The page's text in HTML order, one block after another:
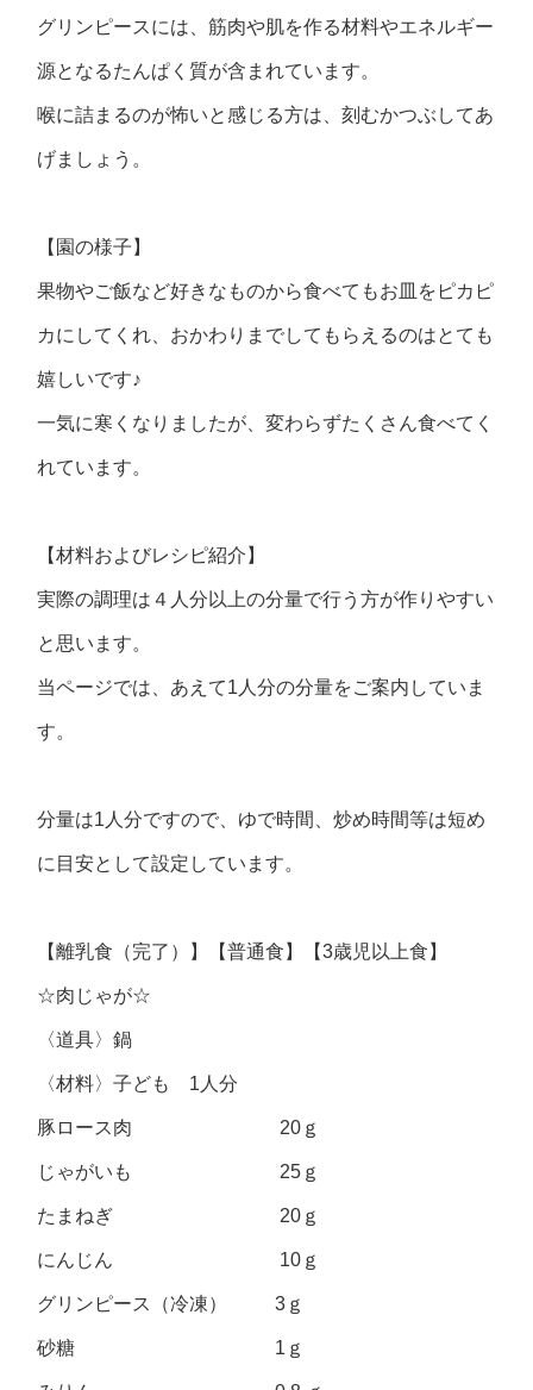
グリンピースには、筋肉や肌を作る材料やエネルギー
源となるたんぱく質が含まれています。
喉に詰まるのが怖いと感じる方は、刻むかつぶしてあ
げましょう。
【園の様子】
果物やご飯など好きなものから食べてもお皿をピカピ
カにしてくれ、おかわりまでしてもらえるのはとても
嬉しいです♪
一気に寒くなりましたが、変わらずたくさん食べてく
れています。
【材料およびレシピ紹介】
実際の調理は４人分以上の分量で行う方が作りやすい
と思います。
当ページでは、あえて1人分の分量をご案内していま
す。
分量は1人分ですので、ゆで時間、炒め時間等は短め
に目安として設定しています。
【離乳食（完了）】【普通食】【3歳児以上食】
☆肉じゃが☆
〈道具〉鍋
〈材料〉子ども 1人分
豚ロース肉 20ｇ
じゃがいも 25ｇ
たまねぎ 20ｇ
にんじん 10ｇ
グリンピース（冷凍） 3ｇ
砂糖 1ｇ